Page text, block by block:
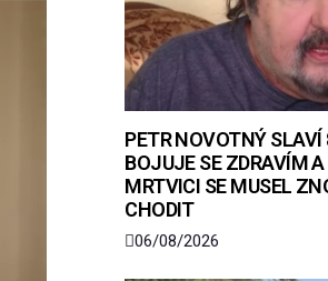
PETR NOVOTNÝ
BOJUJE SE ZDRAVÍM
MRTVICI SE MUSEL
CHODIT
06/08/2026